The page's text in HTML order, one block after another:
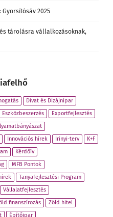
2025
tárolásra vállalkozásoknak,
Divat és Dizájnipar
Eszközbeszerzés
Exportfejlesztés
Innovációs hírek Irinyi-terv
K+F
Kérdőív
MFB Pontok
Tanyafejlesztési Program
Vállalatfejlesztés
finanszírozás
Zöld hitel
Építőipar